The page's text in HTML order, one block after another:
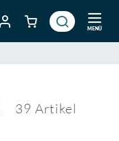
MENÜ
39 Artikel